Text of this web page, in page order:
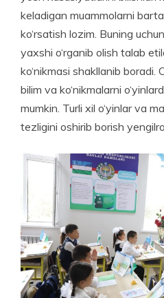
keladigan muammolarni
ko‘rsatish lozim. Buning
yaxshi o‘rganib olish talab
ko‘nikmasi shakllanib boradi.
bilim va ko‘nikmalarni
mumkin. Turli xil o‘yinlar va
tezligini oshirib borish